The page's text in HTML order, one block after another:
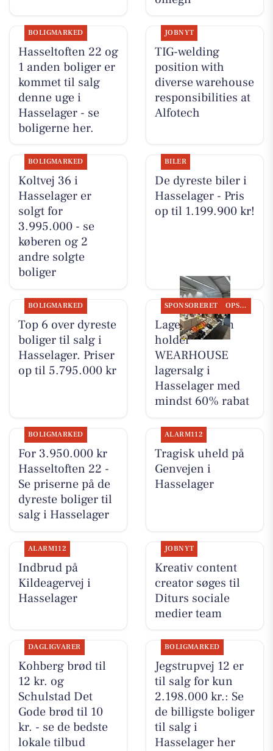
BOLIGMARKED
Hasseltoften 22 og
1 anden boliger er
kommet til salg
denne uge i
Hasselager - se
boligerne her.
JOBNYT
TIG-welding
position with
diverse warehouse
responsibilities at
Alfotech
BOLIGMARKED
Koltvej 36 i
Hasselager er
solgt for
3.995.000 - se
køberen og 2
andre solgte
boliger
BILER
De dyreste biler i
Hasselager - Pris
op til 1.199.900 kr!
BOLIGMARKED
Top 6 over dyreste
boliger til salg i
Hasselager. Priser
op til 5.795.000 kr
SPONSORERET OPSLAGSTAVLEN
Lagersalg.com
holder
WEARHOUSE
lagersalg i
Hasselager med
mindst 60% rabat
BOLIGMARKED
For 3.950.000 kr
Hasseltoften 22 -
Se priserne på de
dyreste boliger til
salg i Hasselager
ALARM112
Tragisk uheld på
Genvejen i
Hasselager
ALARM112
Indbrud på
Kildeagervej i
Hasselager
JOBNYT
Kreativ content
creator søges til
Diturs sociale
medier team
DAGLIGVARER
Kohberg brød til
12 kr. og
Schulstad Det
Gode brød til 10
kr. - se de bedste
lokale tilbud
BOLIGMARKED
Jegstrupvej 12 er
til salg for kun
2.198.000 kr.: Se
de billigste boliger
til salg i
Hasselager her